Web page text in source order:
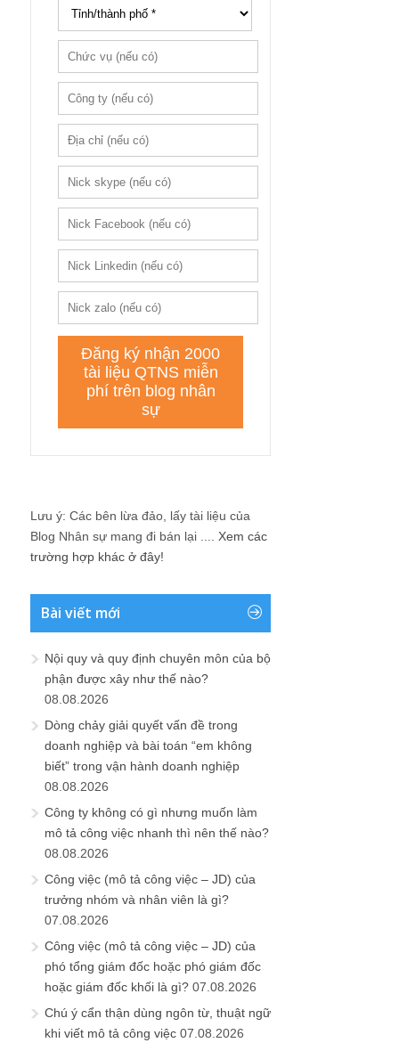
Lưu ý: Các bên lừa đảo, lấy tài liệu của
Blog Nhân sự mang đi bán lại .... Xem các
trường hợp khác ở đây!
Bài viết mới
Nội quy và quy định chuyên môn của bộ
phận được xây như thế nào?
08.08.2026
Dòng chảy giải quyết vấn đề trong
doanh nghiệp và bài toán “em không
biết” trong vận hành doanh nghiệp
08.08.2026
Công ty không có gì nhưng muốn làm
mô tả công việc nhanh thì nên thế nào?
08.08.2026
Công việc (mô tả công việc – JD) của
trưởng nhóm và nhân viên là gì?
07.08.2026
Công việc (mô tả công việc – JD) của
phó tổng giám đốc hoặc phó giám đốc
hoặc giám đốc khối là gì? 07.08.2026
Chú ý cẩn thận dùng ngôn từ, thuật ngữ
khi viết mô tả công việc 07.08.2026